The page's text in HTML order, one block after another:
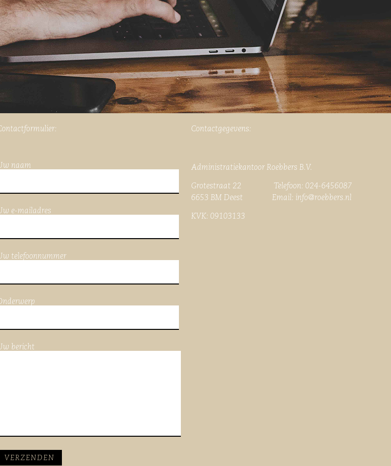
naam
e-mailadres
telefoonnummer
bericht
Contactgegevens:
Administratiekantoor Roebbers B.V.
Grotestraat 22 Telefoon: 024-6456087
6653 BM Deest Email: info@roebbers.nl
KVK: 09103133